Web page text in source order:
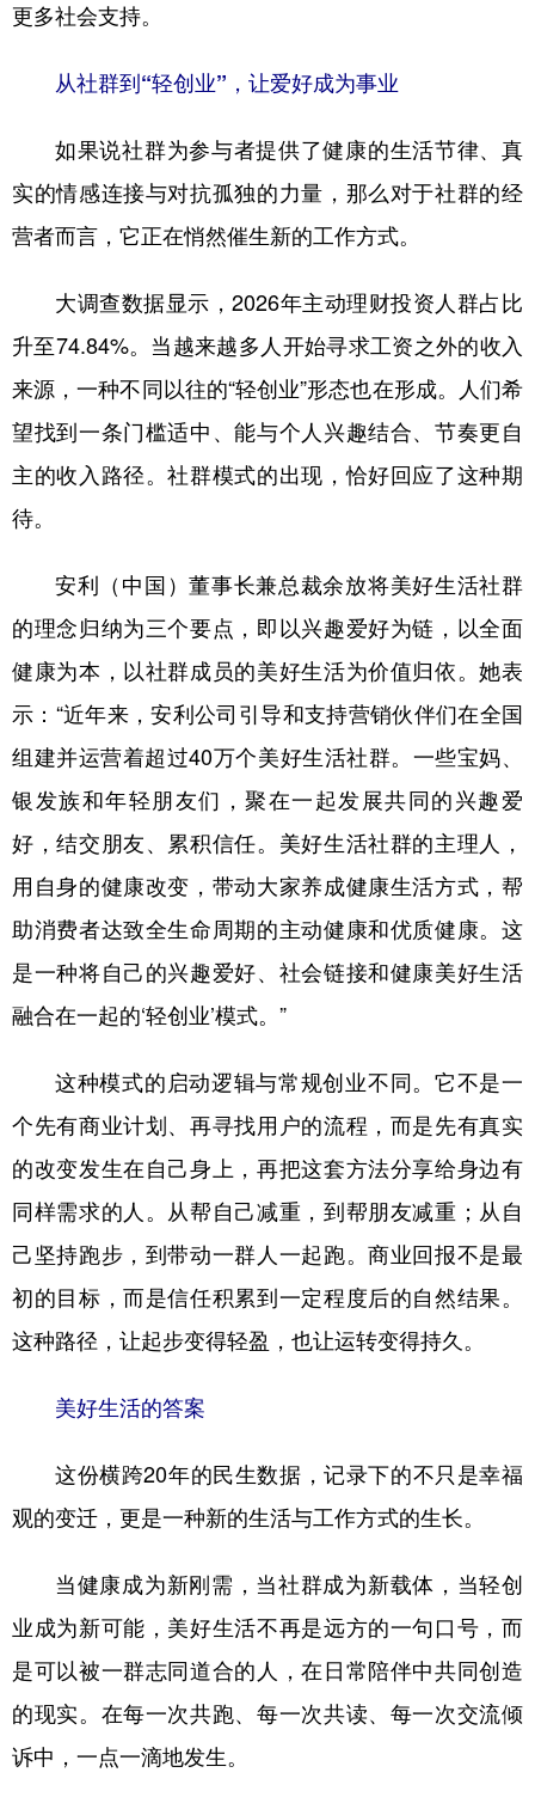
更多社会支持。
从社群到“轻创业”，让爱好成为事业
如果说社群为参与者提供了健康的生活节律、真
实的情感连接与对抗孤独的力量，那么对于社群的经
营者而言，它正在悄然催生新的工作方式。
大调查数据显示，2026年主动理财投资人群占比
升至74.84%。当越来越多人开始寻求工资之外的收入
来源，一种不同以往的“轻创业”形态也在形成。人们希
望找到一条门槛适中、能与个人兴趣结合、节奏更自
主的收入路径。社群模式的出现，恰好回应了这种期
待。
安利（中国）董事长兼总裁余放将美好生活社群
的理念归纳为三个要点，即以兴趣爱好为链，以全面
健康为本，以社群成员的美好生活为价值归依。她表
示：“近年来，安利公司引导和支持营销伙伴们在全国
组建并运营着超过40万个美好生活社群。一些宝妈、
银发族和年轻朋友们，聚在一起发展共同的兴趣爱
好，结交朋友、累积信任。美好生活社群的主理人，
用自身的健康改变，带动大家养成健康生活方式，帮
助消费者达致全生命周期的主动健康和优质健康。这
是一种将自己的兴趣爱好、社会链接和健康美好生活
融合在一起的‘轻创业’模式。”
这种模式的启动逻辑与常规创业不同。它不是一
个先有商业计划、再寻找用户的流程，而是先有真实
的改变发生在自己身上，再把这套方法分享给身边有
同样需求的人。从帮自己减重，到帮朋友减重；从自
己坚持跑步，到带动一群人一起跑。商业回报不是最
初的目标，而是信任积累到一定程度后的自然结果。
这种路径，让起步变得轻盈，也让运转变得持久。
美好生活的答案
这份横跨20年的民生数据，记录下的不只是幸福
观的变迁，更是一种新的生活与工作方式的生长。
当健康成为新刚需，当社群成为新载体，当轻创
业成为新可能，美好生活不再是远方的一句口号，而
是可以被一群志同道合的人，在日常陪伴中共同创造
的现实。在每一次共跑、每一次共读、每一次交流倾
诉中，一点一滴地发生。